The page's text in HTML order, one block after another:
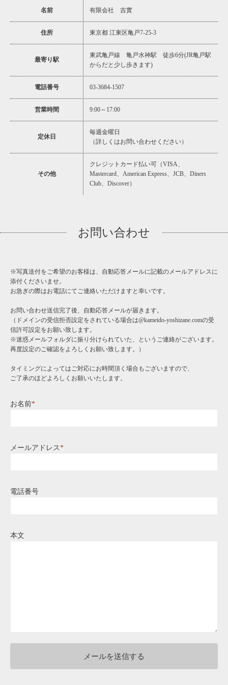
名前 有限会社 吉實
住所 東京都 江東区亀戸7-25-3
最寄り駅
東武亀戸線 亀戸水神駅 徒歩6分(JR亀戸駅
からだと少し歩きます)
電話番号 03-3684-1507
営業時間 9:00～17:00
定休日
毎週金曜日
（詳しくはお問い合わせください）
その他
クレジットカード払い可（VISA、
Mastercard、American Express、JCB、Diners
Club、Discover）
お問い合わせ
※写真送付をご希望のお客様は、自動応答メールに記載のメールアドレスに
添付くださいませ。
お急ぎの際はお電話にてご連絡いただけますと幸いです。
お問い合わせ送信完了後、自動応答メールが届きます。
（ドメインの受信拒否設定をされている場合は@kameido-yoshizane.comの受
信許可設定をお願い致します。
※迷惑メールフォルダに振り分けられていた、というご連絡がございます。
再度設定のご確認をよろしくお願い致します。）
タイミングによってはご対応にお時間頂く場合もございますので、
ご了承のほどよろしくお願いいたします。
お名前*
メールアドレス *
電話番号
本文